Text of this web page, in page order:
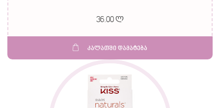
36.00 ლ
კალათში დამატება